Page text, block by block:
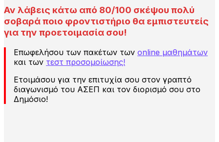
Αν λάβεις κάτω από 80/100 σκέψου πολύ
σοβαρά ποιο φροντιστήριο θα εμπιστευτείς
για την προετοιμασία σου!
Επωφελήσου των πακέτων των online μαθημάτων
και των τεστ προσομοίωσης!
Ετοιμάσου για την επιτυχία σου στον γραπτό
διαγωνισμό του ΑΣΕΠ και τον διορισμό σου στο
Δημόσιο!